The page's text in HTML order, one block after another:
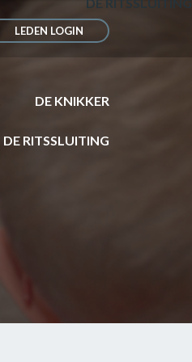
LEDEN LOGIN
DE KNIKKER
DE RITSSLUITING